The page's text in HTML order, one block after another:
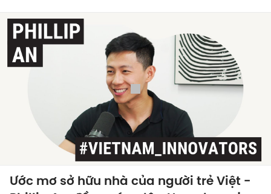
Ước mơ sở hữu nhà của người trẻ Việt -